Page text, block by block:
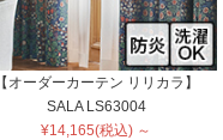
【オーダーカーテン リリカラ】
SALA LS63004
¥14,165(税込) ～